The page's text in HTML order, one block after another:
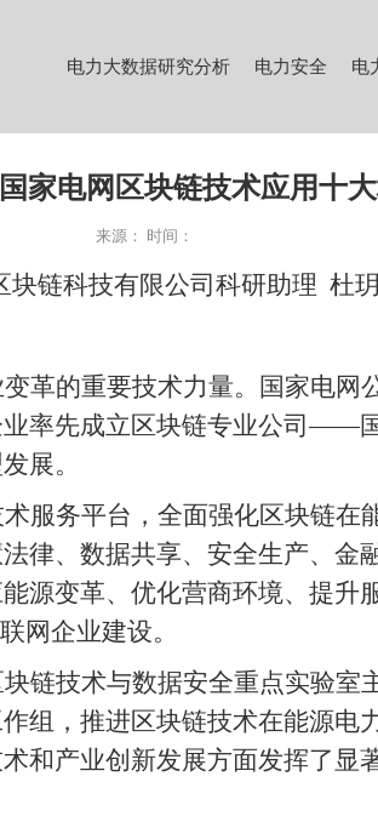
电力大数据研究分析 电力安全 电
家电网区块链技术应用十
来源： 时间：
块链科技有限公司科研助理 杜
革的重要技术力量。国家电
率先成立区块链专业公司——
展。
服务平台，全面强化区块链
律、数据共享、安全生产、金
源变革、优化营商环境、提升
网企业建设。
链技术与数据安全重点实验
组，推进区块链技术在能源电
和产业创新发展方面发挥了显